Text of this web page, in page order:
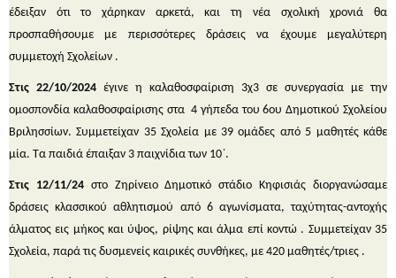
έδειξαν ότι το χάρηκαν αρκετά, και τη νέα σχολική χρονιά θα
προσπαθήσουμε με περισσότερες δράσεις να έχουμε μεγαλύτερη
συμμετοχή Σχολείων .
Στις 22/10/2024 έγινε η καλαθοσφαίριση 3χ3 σε συνεργασία με την
ομοσπονδία καλαθοσφαίρισης στα 4 γήπεδα του 6ου Δημοτικού Σχολείου
Βριλησσίων. Συμμετείχαν 35 Σχολεία με 39 ομάδες από 5 μαθητές κάθε
μία. Τα παιδιά έπαιξαν 3 παιχνίδια των 10΄.
Στις 12/11/24στο Ζηρίνειο Δημοτικό στάδιο Κηφισιάς διοργανώσαμε
δράσεις κλασσικού αθλητισμού από 6 αγωνίσματα, ταχύτητας-αντοχής
άλματος εις μήκος και ύψος, ρίψης και άλμα επί κοντώ . Συμμετείχαν 35
Σχολεία, παρά τις δυσμενείς καιρικές συνθήκες, με 420 μαθητές/τριες .